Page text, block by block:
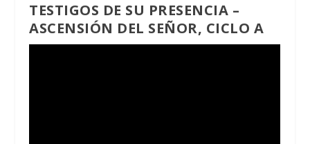
TESTIGOS DE SU PRESENCIA –
ASCENSIÓN DEL SEÑOR, CICLO A